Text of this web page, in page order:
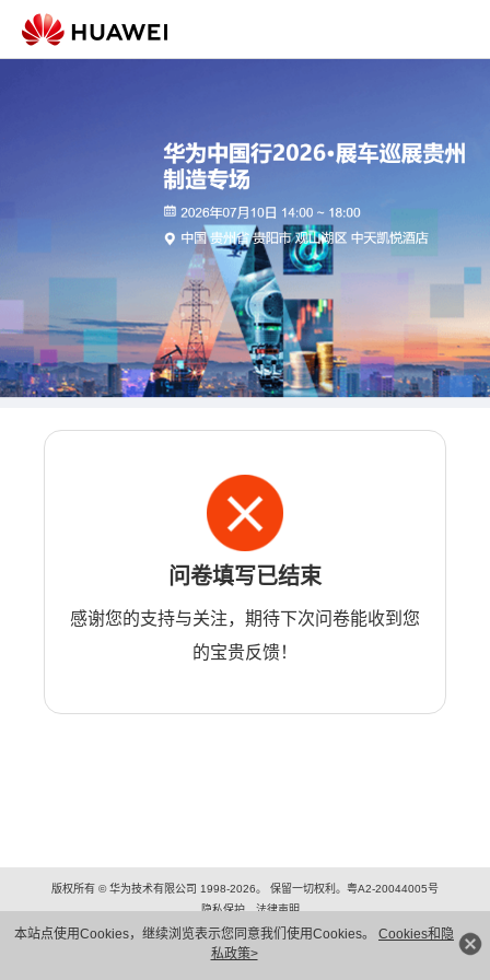
本站点使用Cookies，继续浏览表示您同意我们使用Cookies。 Cookies和隐
私政策>
问卷填写已结束
感谢您的支持与关注，期待下次问卷能收到您
的宝贵反馈！
版权所有 © 华为技术有限公司 1998-2026。 保留一切权利。粤A2-20044005号
隐私保护
法律声明